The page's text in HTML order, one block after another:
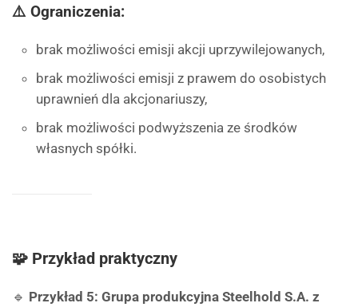
⚠️ Ograniczenia:
brak możliwości emisji akcji uprzywilejowanych,
brak możliwości emisji z prawem do osobistych
uprawnień dla akcjonariuszy,
brak możliwości podwyższenia ze środków
własnych spółki.
🧩 Przykład praktyczny
🔹 Przykład 5: Grupa produkcyjna Steelhold S.A. z